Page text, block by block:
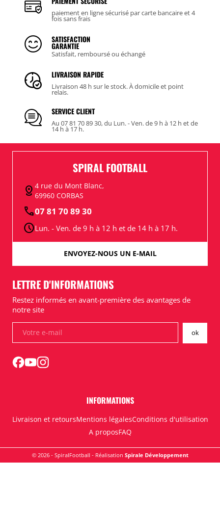
paiement en ligne sécurisé par carte bancaire et 4
fois sans frais
SATISFACTION
GARANTIE
Satisfait, remboursé ou échangé
LIVRAISON RAPIDE
Livraison 48 h sur le stock. À domicile et point
relais.
SERVICE CLIENT
Au 07 81 70 89 30, du Lun. - Ven. de 9 h à 12 h et de
14 h à 17 h.
SPIRAL FOOTBALL
distance 4 rue du Mont Blanc,
69960 CORBAS
call07 81 70 89 30
scheduleLun. - Ven. de 9 h à 12 h et de 14 h à 17 h.
ENVOYEZ-NOUS UN E-MAIL
INFORMATIONS
Livraison et retoursMentions légalesConditions d'utilisation
A proposFAQ
LETTRE D'INFORMATIONS
Restez informés en avant-première des avantages de
notre site
© 2026 - SpiralFootball - Réalisation Spirale Développement